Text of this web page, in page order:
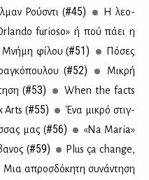
Ρούσ­ντι (#45)
Η λε­ο­
furioso» ή πού πά­ει η
Μνή­μη φί­λου (#51)
Πό­σες
(#52)
Μι­κρή
(#53)
When the facts
Arts (#55)
Ένα μι­κρό στιγ­
μας (#56)
«Na Maria»
(#59)
Plus ça change,
Μια απροσ­δό­κη­τη συ­νά­ντη­ση